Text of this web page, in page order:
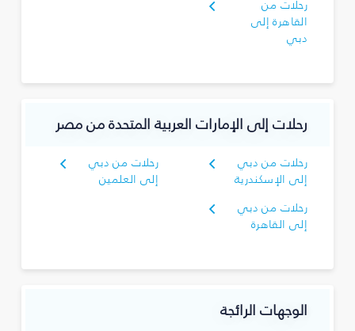
رحلات من
القاهرة إلى
دبي
رحلات إلى الإمارات العربية المتحدة من مصر
رحلات من دبي
إلى الإسكندرية
رحلات من دبي
إلى العلمين
رحلات من دبي
إلى القاهرة
الوجهات الرائجة